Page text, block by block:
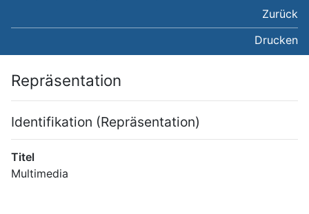
Zurück
Drucken
Repräsentation
Identifikation (Repräsentation)
Titel
Multimedia